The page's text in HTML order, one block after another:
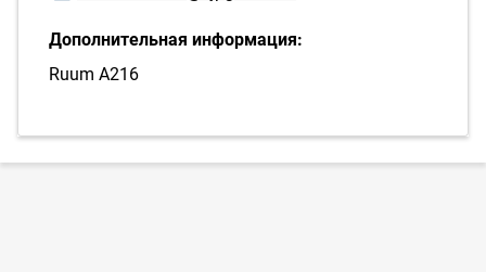
Дополнительная информация:
Ruum A216